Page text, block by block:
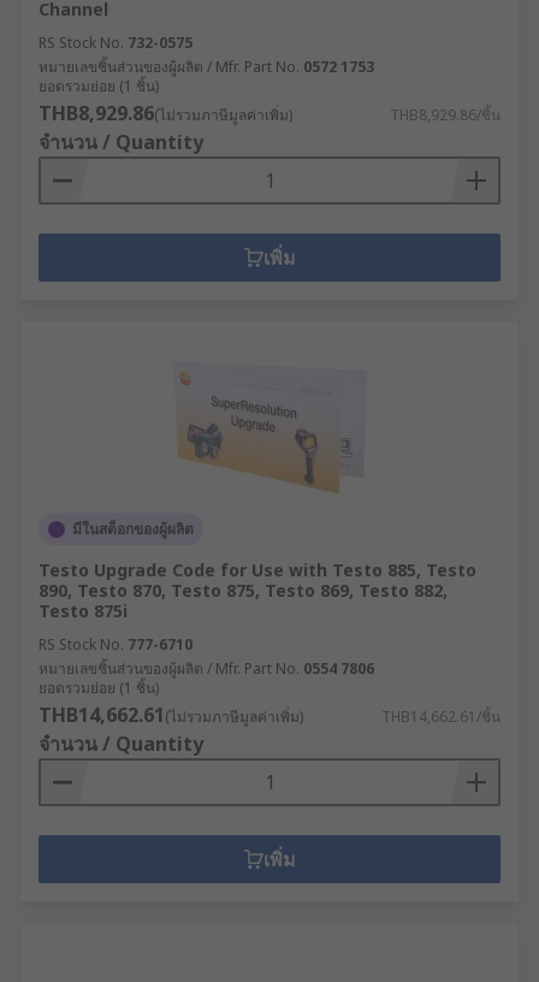
Channel
RS Stock No. 732-0575
หมายเลขชิ้นส่วนของผู้ผลิต / Mfr. Part No. 0572 1753
ยอดรวมย่อย (1 ชิ้น)
THB8,929.86(ไม่รวมภาษีมูลค่าเพิ่ม) THB8,929.86/ชิ้น
จำนวน / Quantity
เพิ่ม
มีในสต็อกของผู้ผลิต
Testo Upgrade Code for Use with Testo 885, Testo
890, Testo 870, Testo 875, Testo 869, Testo 882,
Testo 875i
RS Stock No. 777-6710
หมายเลขชิ้นส่วนของผู้ผลิต / Mfr. Part No. 0554 7806
ยอดรวมย่อย (1 ชิ้น)
THB14,662.61(ไม่รวมภาษีมูลค่าเพิ่ม) THB14,662.61/ชิ้น
จำนวน / Quantity
เพิ่ม